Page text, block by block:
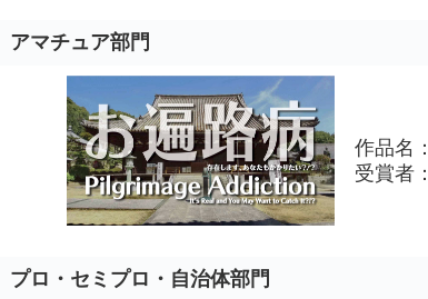
アマチュア部門
作品名
受賞者
プロ・セミプロ・自治体部門